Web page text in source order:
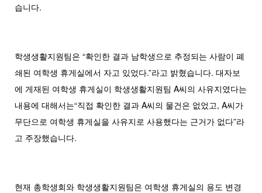
습니다.
학생생활지원팀은 “확인한 결과 남학생으로 추정되는 사람이 폐
쇄된 여학생 휴게실에서 자고 있었다.”라고 밝혔습니다. 대자보
에 게재된 여학생 휴게실이 학생생활지원팀 A씨의 사유지였다는
내용에 대해서는“직접 확인한 결과 A씨의 물건은 없었고, A씨가
무단으로 여학생 휴게실을 사유지로 사용했다는 근거가 없다”라
고 주장했습니다.
현재 총학생회와 학생생활지원팀은 여학생 휴게실의 용도 변경